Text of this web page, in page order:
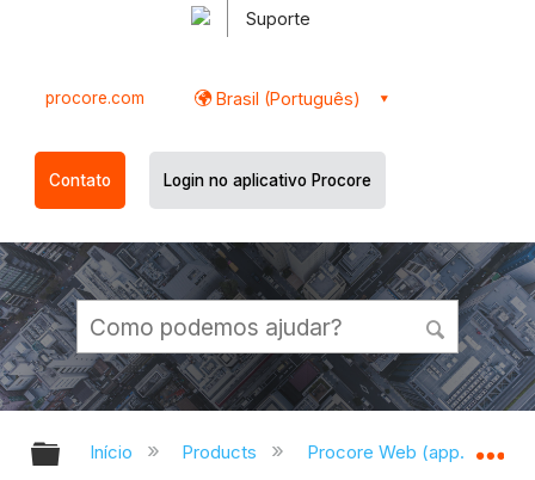
Suporte
procore.com Brasil (Português)
Contato Login no aplicativo Procore
Expandir/recolher hierarquia
Início Products Procore Web